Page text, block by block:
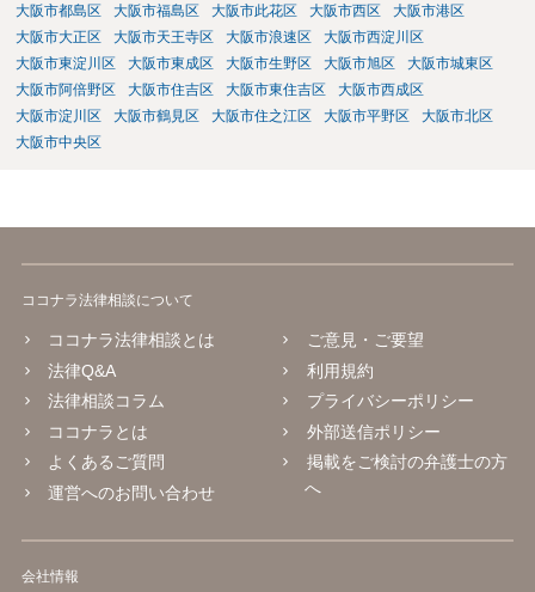
大阪市都島区
大阪市福島区 大阪市此花区 大阪市西区
大阪市港区
大阪市大正区
大阪市天王寺区 大阪市浪速区
大阪市西淀川区
大阪市東淀川区
大阪市東成区 大阪市生野区 大阪市旭区
大阪市城東区
大阪市阿倍野区
大阪市住吉区 大阪市東住吉区
大阪市西成区
大阪市淀川区
大阪市鶴見区 大阪市住之江区 大阪市平野区
大阪市北区
大阪市中央区
ココナラ法律相談について
ココナラ法律相談とは
法律Q&A
法律相談コラム
ココナラとは
よくあるご質問
運営へのお問い合わせ
ご意見・ご要望
利用規約
プライバシーポリシー
外部送信ポリシー
掲載をご検討の弁護士の方
へ
会社情報